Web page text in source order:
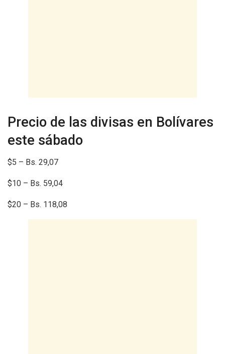
Precio de las divisas en Bolívares
este sábado
$5 – Bs. 29,07
$10 – Bs. 59,04
$20 – Bs. 118,08